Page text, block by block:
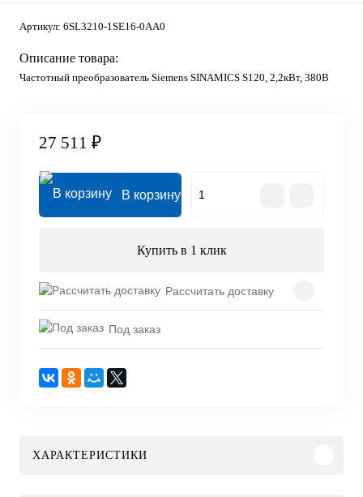
Артикул: 6SL3210-1SE16-0AA0
Описание товара:
Частотный преобразователь Siemens SINAMICS S120, 2,2кВт, 380В
27 511 ₽
В корзину
Купить в 1 клик
Рассчитать доставку
Под заказ
ХАРАКТЕРИСТИКИ